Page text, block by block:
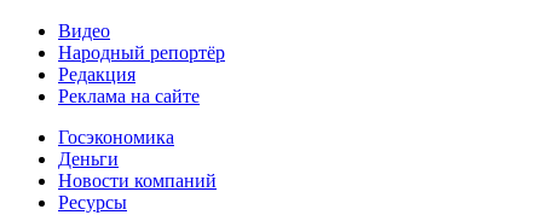
Видео
Народный репортёр
Редакция
Реклама на сайте
Госэкономика
Деньги
Новости компаний
Ресурсы